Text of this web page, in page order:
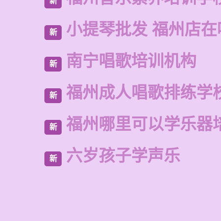
新 小提琴批发 福州店
新 南宁唱歌培训机构
新 福州成人唱歌排练学
新 福州哪里可以学乐器
新 六岁孩子学声乐